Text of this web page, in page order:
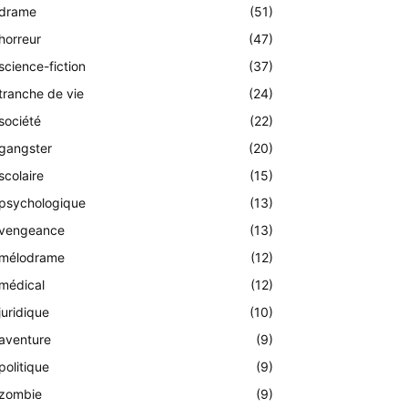
(51)
(47)
fiction
(37)
de vie
(24)
(22)
(20)
(15)
(13)
(13)
(12)
(12)
(10)
(9)
(9)
(9)